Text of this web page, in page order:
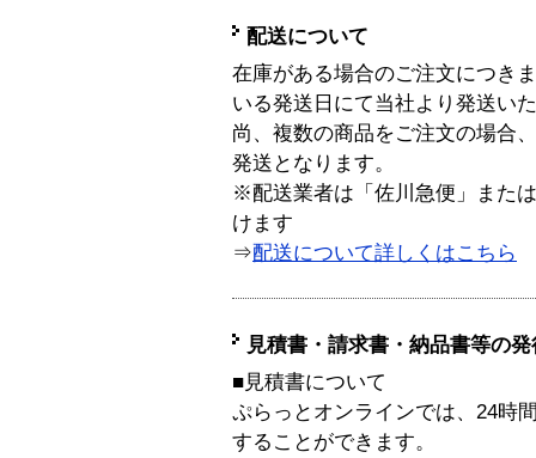
配送について
在庫がある場合のご注文につき
いる発送日にて当社より発送い
尚、複数の商品をご注文の場合
発送となります。
※配送業者は「佐川急便」また
けます
⇒配送について詳しくはこちら
見積書・請求書・納品書等の
■見積書について
ぷらっとオンラインでは、24時
することができます。